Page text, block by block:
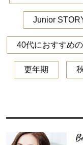
Junior
更年期